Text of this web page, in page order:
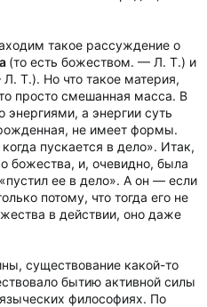
такое рассуждение о
(то есть божеством. — Л. Т.) и
Т.). Но что такое материя,
просто смешанная масса. В
энергиями, а энергии суть
не имеет формы.
пускается в дело». Итак,
божества, и, очевидно, была
ее в дело». А он — если
потому, что тогда его не
в действии, оно даже
существование какой-то
бытию активной силы
философиях. По